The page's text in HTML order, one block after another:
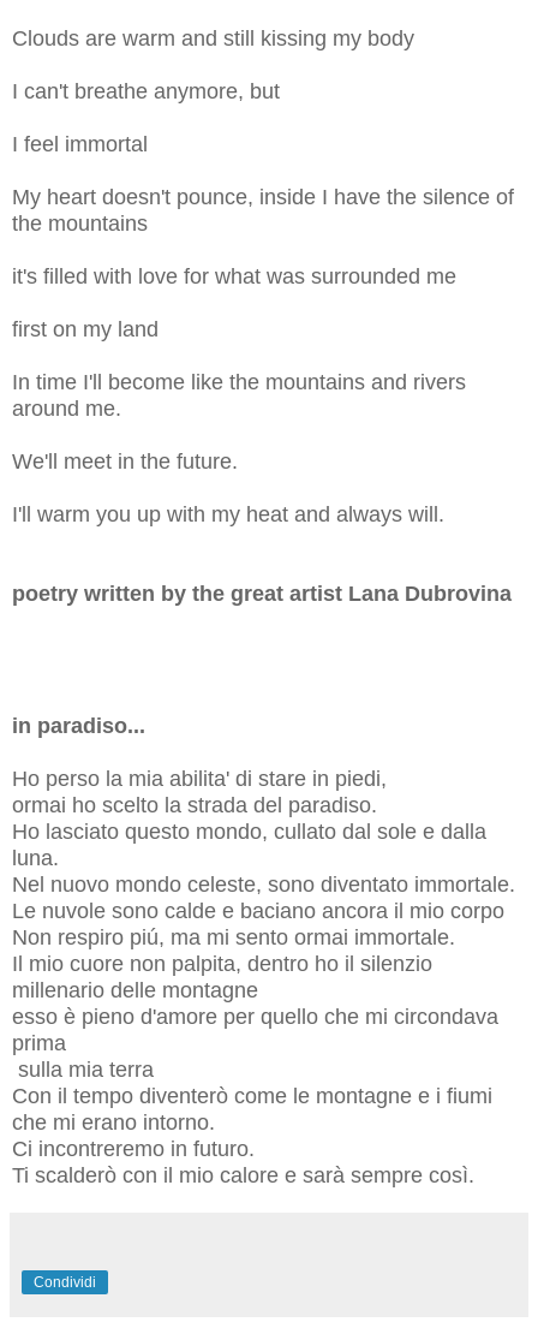
Clouds are warm and still kissing my body
I can't breathe anymore, but
I feel immortal
My heart doesn't pounce, inside I have the silence of
the mountains
it's filled with love for what was surrounded me
first on my land
In time I'll become like the mountains and rivers
around me.
We'll meet in the future.
I'll warm you up with my heat and always will.
poetry written by the great artist Lana Dubrovina
in paradiso...
Ho perso la mia abilita' di stare in piedi,
ormai ho scelto la strada del paradiso.
Ho lasciato questo mondo, cullato dal sole e dalla
luna.
Nel nuovo mondo celeste, sono diventato immortale.
Le nuvole sono calde e baciano ancora il mio corpo
Non respiro piú, ma mi sento ormai immortale.
Il mio cuore non palpita, dentro ho il silenzio
millenario delle montagne
esso è pieno d'amore per quello che mi circondava
prima
sulla mia terra
Con il tempo diventerò come le montagne e i fiumi
che mi erano intorno.
Ci incontreremo in futuro.
Ti scalderò con il mio calore e sarà sempre così.
Condividi